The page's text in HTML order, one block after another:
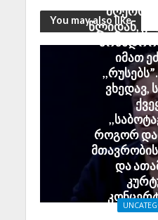
You may also like
წლიდან,
იმათ
ვხედავ,
როგორ
და